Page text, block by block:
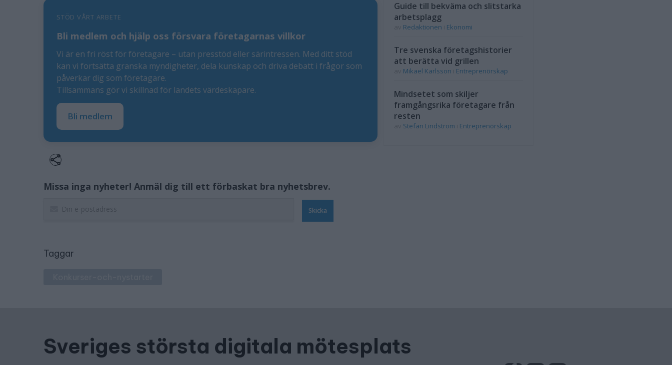
STÖD VÅRT ARBETE
Bli medlem och hjälp oss försvara företagarnas villkor
Vi är en fri röst för företagare – utan presstöd eller särintressen. Med ditt stöd
kan vi fortsätta granska myndigheter, dela kunskap och driva debatt i frågor som
påverkar dig som företagare.
Tillsammans gör vi skillnad för landets värdeskapare.
Bli medlem
Missa inga nyheter! Anmäl dig till ett förbaskat bra nyhetsbrev.
Skicka
Taggar
Guide till bekväma och slitstarka
arbetsplagg
Redaktionen Ekonomi
Tre svenska företagshistorier
att berätta vid grillen
Mikael Karlsson Entreprenörskap
Mindsetet som skiljer
framgångsrika företagare från
resten
Stefan Lindstrom Entreprenörskap
Sveriges största digitala mötesplats